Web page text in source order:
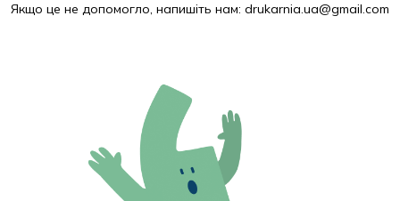
Якщо це не допомогло, напишіть нам: drukarnia.ua@gmail.com